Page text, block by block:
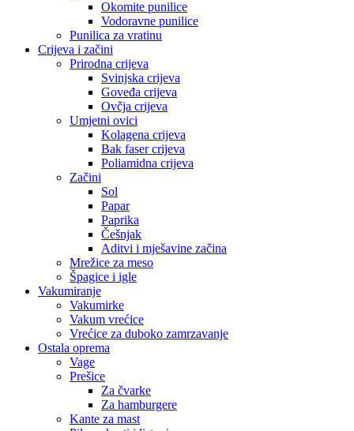
Okomite punilice
Vodoravne punilice
Punilica za vratinu
Crijeva i začini
Prirodna crijeva
Svinjska crijeva
Goveđa crijeva
Ovčja crijeva
Umjetni ovici
Kolagena crijeva
Bak faser crijeva
Poliamidna crijeva
Začini
Sol
Papar
Paprika
Češnjak
Aditvi i mješavine začina
Mrežice za meso
Špagice i igle
Vakumiranje
Vakumirke
Vakum vrećice
Vrećice za duboko zamrzavanje
Ostala oprema
Vage
Prešice
Za čvarke
Za hamburgere
Kante za mast